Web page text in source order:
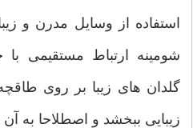
استفاده از وسایل مدرن و
شومینه ارتباط مستقیمی با
گلدان های زیبا بر روی
زیبایی ببخشد و اصطلاحا به